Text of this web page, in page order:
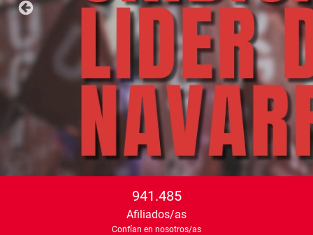
941.485
Afiliados/as
Confían en nosotros/as